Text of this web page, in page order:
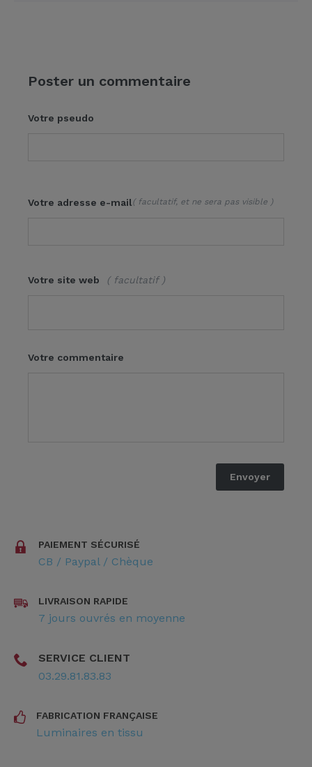
Poster un commentaire
Votre pseudo
Votre adresse e-mail( facultatif, et ne sera pas visible )
Votre site web ( facultatif )
Votre commentaire
PAIEMENT SÉCURISÉ
CB / Paypal / Chèque
LIVRAISON RAPIDE
7 jours ouvrés en moyenne
SERVICE CLIENT
03.29.81.83.83
FABRICATION FRANÇAISE
Luminaires en tissu